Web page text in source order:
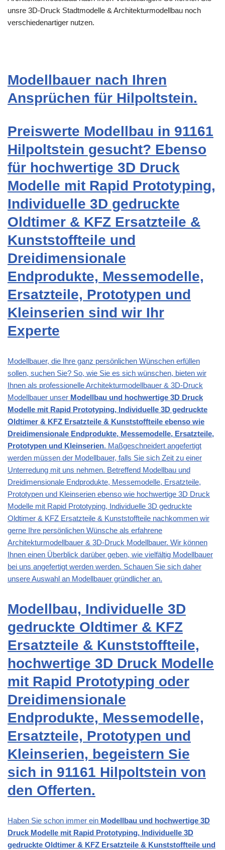
unsre 3D-Druck Stadtmodelle & Architekturmodellbau noch
verschiedenartiger nutzen.
Modellbauer nach Ihren
Ansprüchen für Hilpoltstein.
Preiswerte Modellbau in 91161
Hilpoltstein gesucht? Ebenso
für hochwertige 3D Druck
Modelle mit Rapid Prototyping,
Individuelle 3D gedruckte
Oldtimer & KFZ Ersatzteile &
Kunststoffteile und
Dreidimensionale
Endprodukte, Messemodelle,
Ersatzteile, Prototypen und
Kleinserien sind wir Ihr
Experte
Modellbauer, die Ihre ganz persönlichen Wünschen erfüllen
sollen, suchen Sie? So, wie Sie es sich wünschen, bieten wir
Ihnen als professionelle Architekturmodellbauer & 3D-Druck
Modellbauer unser Modellbau und hochwertige 3D Druck
Modelle mit Rapid Prototyping, Individuelle 3D gedruckte
Oldtimer & KFZ Ersatzteile & Kunststoffteile ebenso wie
Dreidimensionale Endprodukte, Messemodelle, Ersatzteile,
Prototypen und Kleinserien. Maßgeschneidert angefertigt
werden müssen der Modellbauer, falls Sie sich Zeit zu einer
Unterredung mit uns nehmen. Betreffend Modellbau und
Dreidimensionale Endprodukte, Messemodelle, Ersatzteile,
Prototypen und Kleinserien ebenso wie hochwertige 3D Druck
Modelle mit Rapid Prototyping, Individuelle 3D gedruckte
Oldtimer & KFZ Ersatzteile & Kunststoffteile nachkommen wir
gerne Ihre persönlichen Wünsche als erfahrene
Architekturmodellbauer & 3D-Druck Modellbauer. Wir können
Ihnen einen Überblick darüber geben, wie vielfältig Modellbauer
bei uns angefertigt werden werden. Schauen Sie sich daher
unsere Auswahl an Modellbauer gründlicher an.
Modellbau, Individuelle 3D
gedruckte Oldtimer & KFZ
Ersatzteile & Kunststoffteile,
hochwertige 3D Druck Modelle
mit Rapid Prototyping oder
Dreidimensionale
Endprodukte, Messemodelle,
Ersatzteile, Prototypen und
Kleinserien, begeistern Sie
sich in 91161 Hilpoltstein von
den Offerten.
Haben Sie schon immer ein Modellbau und hochwertige 3D
Druck Modelle mit Rapid Prototyping, Individuelle 3D
gedruckte Oldtimer & KFZ Ersatzteile & Kunststoffteile und